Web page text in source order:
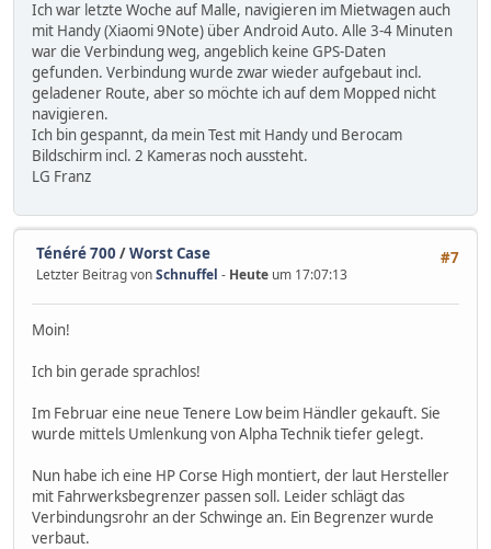
Ich war letzte Woche auf Malle, navigieren im Mietwagen auch
mit Handy (Xiaomi 9Note) über Android Auto. Alle 3-4 Minuten
war die Verbindung weg, angeblich keine GPS-Daten
gefunden. Verbindung wurde zwar wieder aufgebaut incl.
geladener Route, aber so möchte ich auf dem Mopped nicht
navigieren.
Ich bin gespannt, da mein Test mit Handy und Berocam
Bildschirm incl. 2 Kameras noch aussteht.
LG Franz
#7
Ténéré 700 /Worst Case
Letzter Beitrag vonSchnuffel - Heute um 17:07:13
Moin!
Ich bin gerade sprachlos!
Im Februar eine neue Tenere Low beim Händler gekauft. Sie
wurde mittels Umlenkung von Alpha Technik tiefer gelegt.
Nun habe ich eine HP Corse High montiert, der laut Hersteller
mit Fahrwerksbegrenzer passen soll. Leider schlägt das
Verbindungsrohr an der Schwinge an. Ein Begrenzer wurde
verbaut.